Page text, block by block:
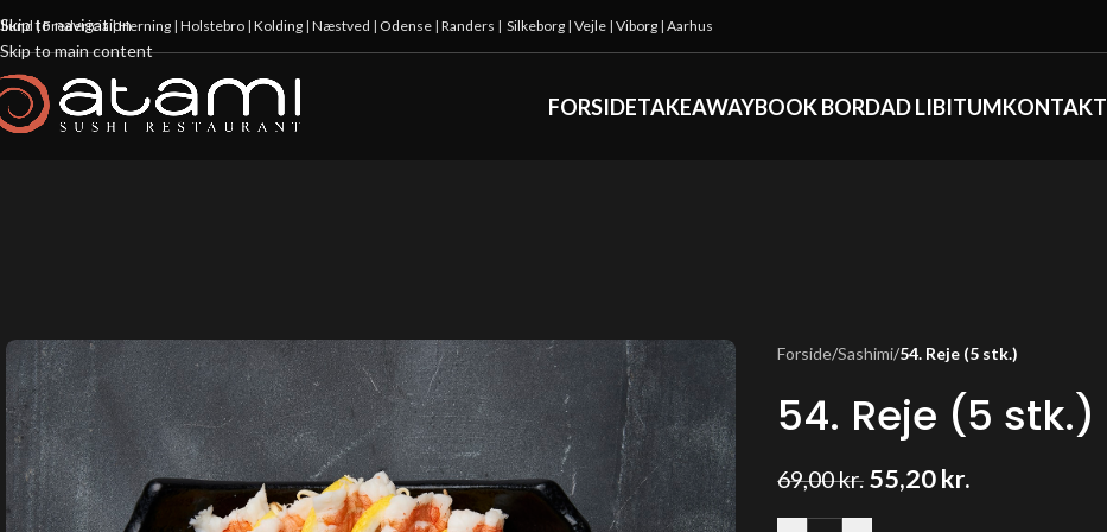
Skip to navigation
Skip to main content
|Fredericia|Herning | Holstebro | Kolding | Næstved | Odense | Randers | Silkeborg | Vejle | Viborg | Aarhus
FORSIDETAKEAWAYBOOK BORDAD LIBITUMKONTAKT
-20%
Forside/Sashimi/54. Reje (5 stk.)
54. Reje (5 stk.)
69,00kr. 55,20kr.